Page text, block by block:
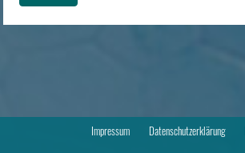
Impressum Datenschutzerklärung